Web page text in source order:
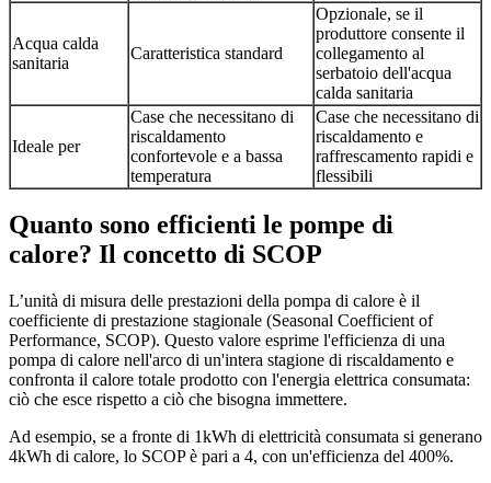
Acqua calda
sanitaria
Caratteristica standard
Opzionale, se il
produttore consente il
collegamento al
serbatoio dell'acqua
calda sanitaria
Ideale per
Case che necessitano di
riscaldamento
confortevole e a bassa
temperatura
Case che necessitano di
riscaldamento e
raffrescamento rapidi e
flessibili
Quanto sono efficienti le pompe di
calore? Il concetto di SCOP
L’unità di misura delle prestazioni della pompa di calore è il
coefficiente di prestazione stagionale (Seasonal Coefficient of
Performance, SCOP). Questo valore esprime l'efficienza di una
pompa di calore nell'arco di un'intera stagione di riscaldamento e
confronta il calore totale prodotto con l'energia elettrica consumata:
ciò che esce rispetto a ciò che bisogna immettere.
Ad esempio, se a fronte di 1kWh di elettricità consumata si generano
4kWh di calore, lo SCOP è pari a 4, con un'efficienza del 400%.